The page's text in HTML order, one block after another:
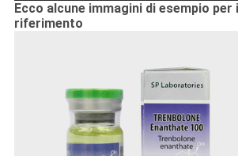
Ecco alcune immagini di esempio
riferimento